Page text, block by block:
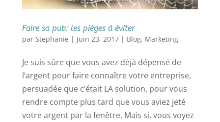
Faire sa pub: les pièges à éviter
par Stephanie | Juin 23, 2017| Blog, Marketing
Je suis sûre que vous avez déjà dépensé de
l’argent pour faire connaître votre entreprise,
persuadée que c’était LA solution, pour vous
rendre compte plus tard que vous aviez jeté
votre argent par la fenêtre. Mais si, vous voyez